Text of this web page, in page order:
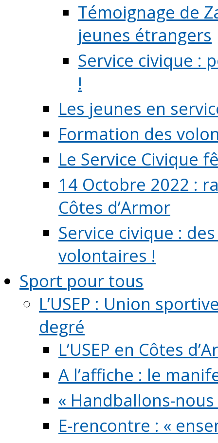
Témoignage de
jeunes étrangers
Service civique :
!
Les jeunes en
Formation des
Le Service Civique
14 Octobre 2022 :
Côtes d’Armor
Service civique :
volontaires !
Sport pour tous
L’USEP : Union
degré
L’USEP en Côtes
A l’affiche : le
« Handballons-
E-rencontre : «